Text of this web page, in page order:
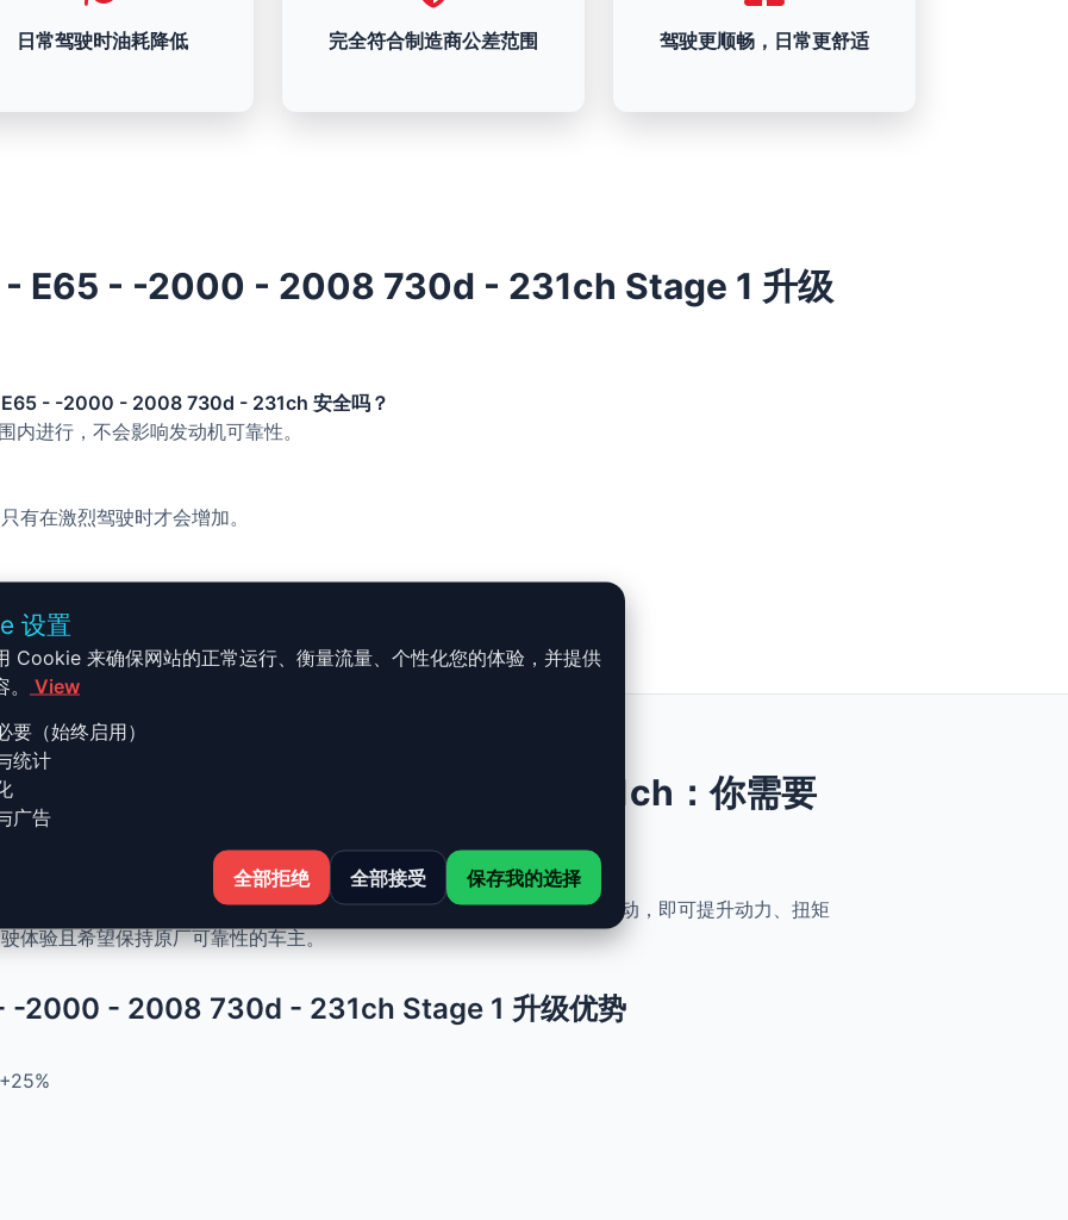
日常驾驶时油耗降低 完全符合制造商公差范围 驾驶更顺畅，日常更舒适
- E65 - -2000 - 2008 730d - 231ch Stage 1 升级
E65 - -2000 - 2008 730d - 231ch 安全吗？
进行，不会影响发动机可靠性。
有在激烈驾驶时才会增加。
，无需机械改装。
7 - E65 - -2000 - 2008 730d - 231ch：你需要
- 231ch 的 Stage 1 升级结合了性能、安全与简便性。无需机械改动，即可提升动力、扭矩
体验且希望保持原厂可靠性的车主。
-2000 - 2008 730d - 231ch Stage 1 升级优势
设置
Cookie 来确保网站的正常运行、衡量流量、个性化您的体验，并提供
View
要（始终启用）
统计
广告
全部拒绝 全部接受 保存我的选择